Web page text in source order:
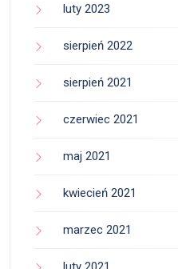
luty 2023
sierpień 2022
sierpień 2021
czerwiec 2021
maj 2021
kwiecień 2021
marzec 2021